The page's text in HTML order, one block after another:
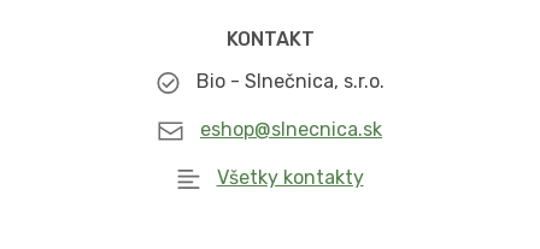
KONTAKT
Bio - Slnečnica, s.r.o.
eshop@slnecnica.sk
Všetky kontakty